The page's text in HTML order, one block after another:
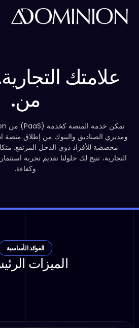
علامتك
من.
ومديري الصناديق والبنوك من إطلاق منصة
مخصصة للأفراد ذوي الدخل المرتفع.
التجارية، تتيح لك حلولنا تقديم تجربة
وكفاءة.
الفوائد الأساسية
الميزات